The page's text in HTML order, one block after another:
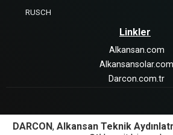
RUSCH
Linkler
Alkansan.com
Alkansansolar.com
Darcon.com.tr
DARCON, Alkansan Teknik